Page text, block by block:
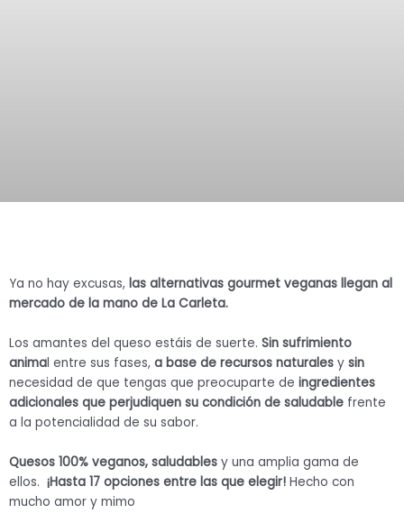
Ya no hay excusas, las alternativas gourmet veganas llegan al
mercado de la mano de La Carleta.
Los amantes del queso estáis de suerte. Sin sufrimiento
animal entre sus fases, a base de recursos naturales y sin
necesidad de que tengas que preocuparte de ingredientes
adicionales que perjudiquen su condición de saludable frente
a la potencialidad de su sabor.
Quesos 100% veganos, saludables y una amplia gama de
ellos. ¡Hasta 17 opciones entre las que elegir! Hecho con
mucho amor y mimo